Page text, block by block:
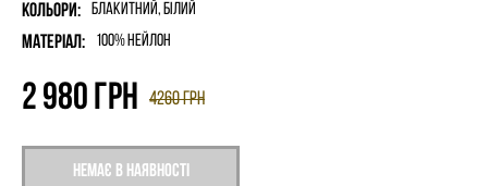
Кольори: Блакитний, Білий
Матеріал: 100% нейлон
Немає в наявності
4260грн
2 980 грн